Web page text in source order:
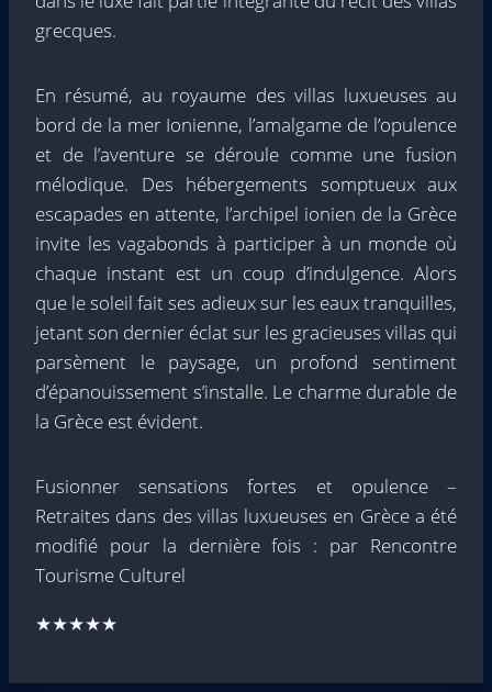
grecques.
En résumé, au royaume des villas luxueuses au
bord de la mer Ionienne, l’amalgame de l’opulence
et de l’aventure se déroule comme une fusion
mélodique. Des hébergements somptueux aux
escapades en attente, l’archipel ionien de la Grèce
invite les vagabonds à participer à un monde où
chaque instant est un coup d’indulgence. Alors
que le soleil fait ses adieux sur les eaux tranquilles,
jetant son dernier éclat sur les gracieuses villas qui
parsèment le paysage, un profond sentiment
d’épanouissement s’installe. Le charme durable de
la Grèce est évident.
Fusionner sensations fortes et opulence –
Retraites dans des villas luxueuses en Grècea été
modifié pour la dernière fois : par Rencontre
Tourisme Culturel
★★★★★